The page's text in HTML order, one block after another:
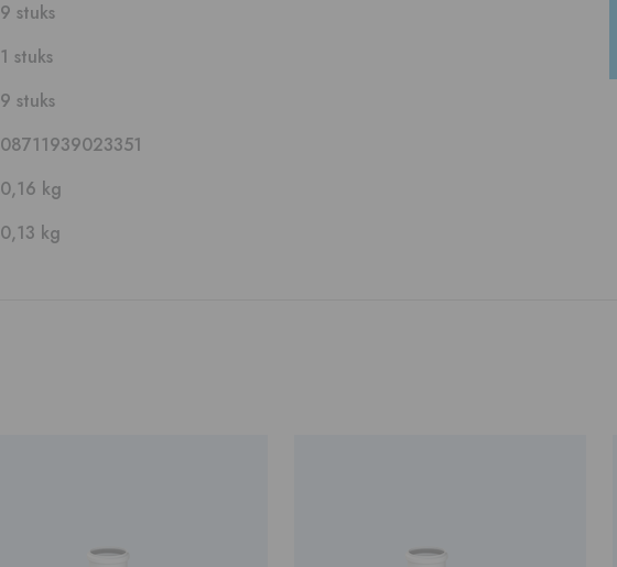
9 stuks
1 stuks
9 stuks
08711939023351
0,16 kg
0,13 kg